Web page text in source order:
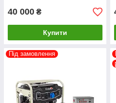
40 000 ₴
Купити
Під замовлення